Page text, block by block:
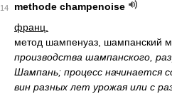
14
methode champenoise
франц.
метод шампенуаз, шампанский
производства шампанского,
Шампань; процесс начинается
вин разных лет урожая или с